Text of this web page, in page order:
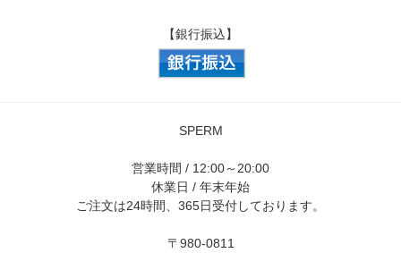
【銀行振込】
SPERM
営業時間 / 12:00～20:00
休業日 / 年末年始
ご注文は24時間、365日受付しております。
〒980-0811